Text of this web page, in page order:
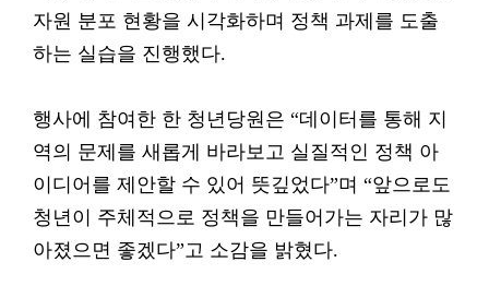
자원 분포 현황을 시각화하며 정책 과제를 도출
하는 실습을 진행했다.
행사에 참여한 한 청년당원은 “데이터를 통해 지
역의 문제를 새롭게 바라보고 실질적인 정책 아
이디어를 제안할 수 있어 뜻깊었다”며 “앞으로도
청년이 주체적으로 정책을 만들어가는 자리가 많
아졌으면 좋겠다”고 소감을 밝혔다.